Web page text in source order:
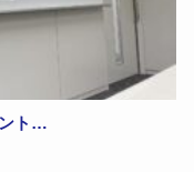
ント…